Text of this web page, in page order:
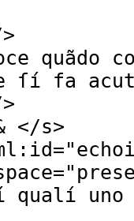
quãdo
ſí fa
</s>
="
="
qualí uno